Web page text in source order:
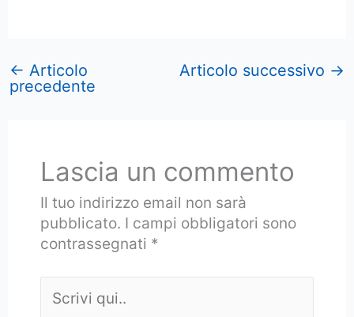
← Articolo
precedente
Articolo successivo →
Lascia un commento
Il tuo indirizzo email non sarà
pubblicato. I campi obbligatori sono
contrassegnati *
qui..